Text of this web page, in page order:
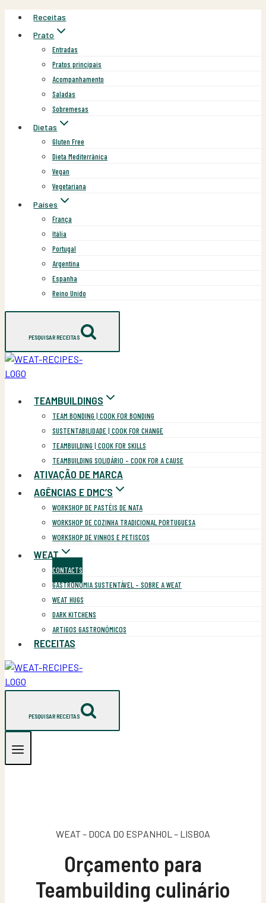
Skip
Receitas
Prato
Entradas
Pratos principais
Acompanhamento
Saladas
Sobremesas
Dietas
Gluten Free
Dieta Mediterrânica
Vegan
Vegetariana
Países
França
Itália
Portugal
Argentina
Espanha
Reino Unido
PESQUISAR RECEITAS
TEAMBUILDINGS
TEAM BONDING | COOK FOR BONDING
SUSTENTABILIDADE | COOK FOR CHANGE
TEAMBUILDING | COOK FOR SKILLS
TEAMBUILDING SOLIDÁRIO – COOK FOR A CAUSE
ATIVAÇÃO DE MARCA
AGÊNCIAS E DMC’S
WORKSHOP DE PASTÉIS DE NATA
WORKSHOP DE COZINHA TRADICIONAL PORTUGUESA
WORKSHOP DE VINHOS E PETISCOS
WEAT
CONTACTS
GASTRONOMIA SUSTENTÁVEL – SOBRE A WEAT
WEAT HUGS
DARK KITCHENS
ARTIGOS GASTRONÓMICOS
RECEITAS
PESQUISAR RECEITAS
WEAT – DOCA DO ESPANHOL – LISBOA
Orçamento para
Teambuilding culinário